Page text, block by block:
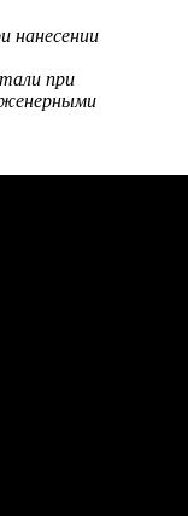
нанесении
при